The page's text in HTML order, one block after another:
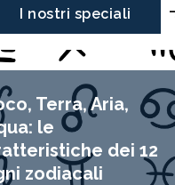
I nostri speciali
Terra, Aria,
le
dei 12
zodiacali